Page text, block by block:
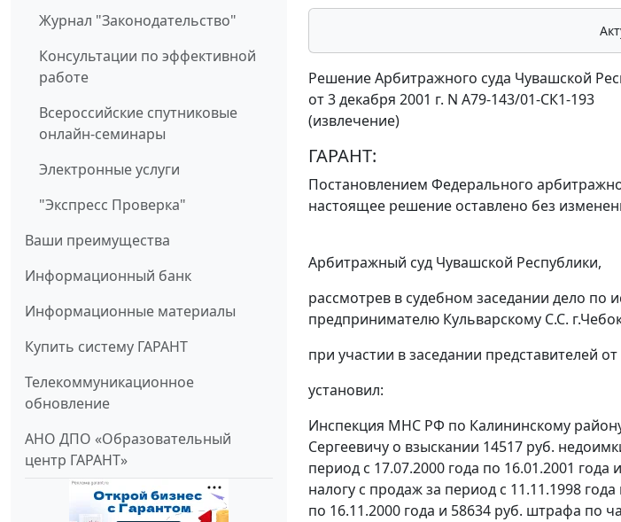
Журнал "Законодательство"
Консультации по эффективной
работе
Всероссийские спутниковые
онлайн-семинары
Электронные услуги
"Экспресс Проверка"
Ваши преимущества
Информационный банк
Информационные материалы
Купить систему ГАРАНТ
Телекоммуникационное
обновление
АНО ДПО «Образовательный
центр ГАРАНТ»
Решение Арбитражного суда Чувашской
от 3 декабря 2001 г. N А79-143/01-СК1-193
(извлечение)
ГАРАНТ:
Постановлением Федерального
настоящее решение оставлено без
Арбитражный суд Чувашской Республики,
рассмотрев в судебном заседании дело
предпринимателю Кульварскому С.С.
при участии в заседании представителей
установил:
Инспекция МНС РФ по Калининскому
Сергеевичу о взыскании 14517 руб.
период с 17.07.2000 года по 16.01.2001
налогу с продаж за период с 11.11.1998
по 16.11.2000 года и 58634 руб. штрафа по